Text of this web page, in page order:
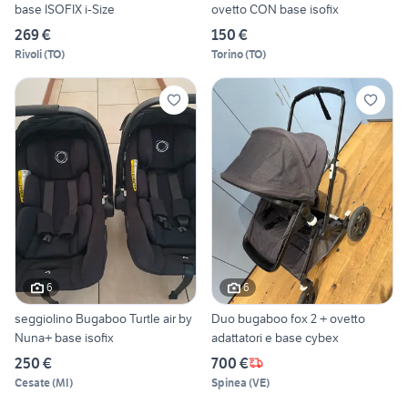
base ISOFIX i-Size
269 €
Rivoli(TO)
ovetto CON base isofix
150 €
Torino(TO)
6
seggiolino Bugaboo Turtle air by
Nuna+ base isofix
250 €
Cesate(MI)
6
Duo bugaboo fox 2 + ovetto
adattatori e base cybex
700 €
Spinea (VE)